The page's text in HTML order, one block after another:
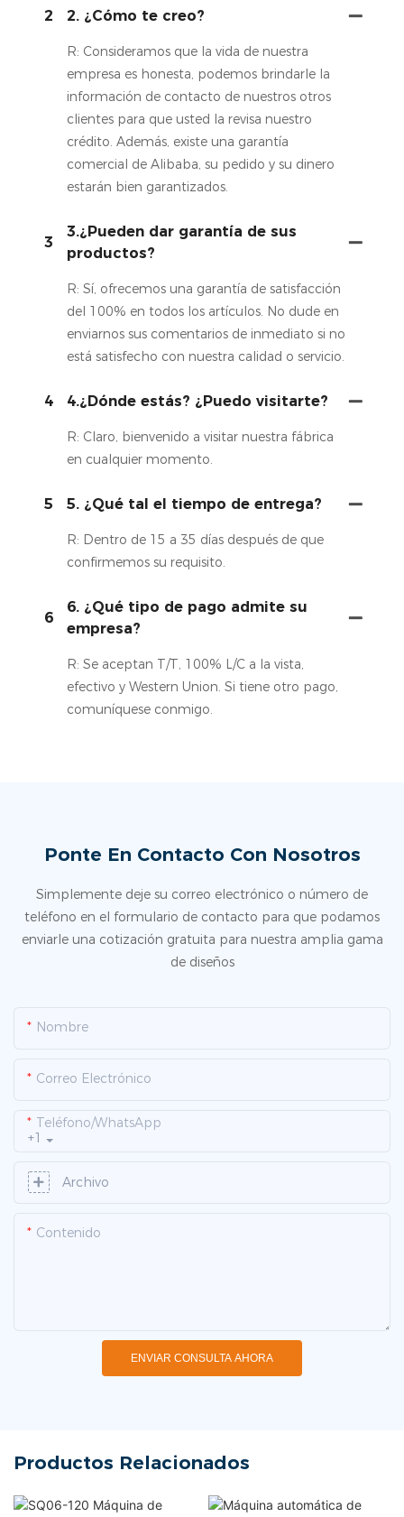
2 2. ¿Cómo te creo?
R: Consideramos que la vida de nuestra
empresa es honesta, podemos brindarle la
información de contacto de nuestros otros
clientes para que usted la revisa nuestro
crédito. Además, existe una garantía
comercial de Alibaba, su pedido y su dinero
estarán bien garantizados.
3
3.¿Pueden dar garantía de sus
productos?
R: Sí, ofrecemos una garantía de satisfacción
del 100% en todos los artículos. No dude en
enviarnos sus comentarios de inmediato si no
está satisfecho con nuestra calidad o servicio.
4 4.¿Dónde estás? ¿Puedo visitarte?
R: Claro, bienvenido a visitar nuestra fábrica
en cualquier momento.
5 5. ¿Qué tal el tiempo de entrega?
R: Dentro de 15 a 35 días después de que
confirmemos su requisito.
6
6. ¿Qué tipo de pago admite su
empresa?
R: Se aceptan T/T, 100% L/C a la vista,
efectivo y Western Union. Si tiene otro pago,
comuníquese conmigo.
Ponte En Contacto Con Nosotros
Simplemente deje su correo electrónico o número de
teléfono en el formulario de contacto para que podamos
enviarle una cotización gratuita para nuestra amplia gama
de diseños
Nombre
Correo Electrónico
+1
Teléfono/WhatsApp
Archivo
Contenido
ENVIAR CONSULTA AHORA
Productos Relacionados